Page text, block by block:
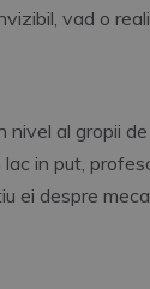
vad o
nivel al gropii
lac in put,
ei despre